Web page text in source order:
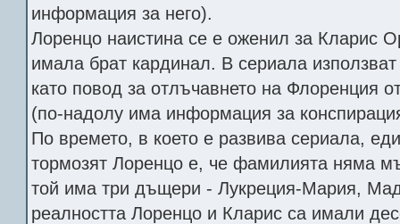
информация за него).
Лоренцо наистина се е оженил за Кларис
имала брат кардинал. В сериала използват
като повод за отлъчавнето на Флоренция
(по-надолу има информация за
По времето, в което е развива сериала,
тормозят Лоренцо е, че фамилията няма
той има три дъщери - Лукреция-Мария,
реалността Лоренцо и Кларис са имали